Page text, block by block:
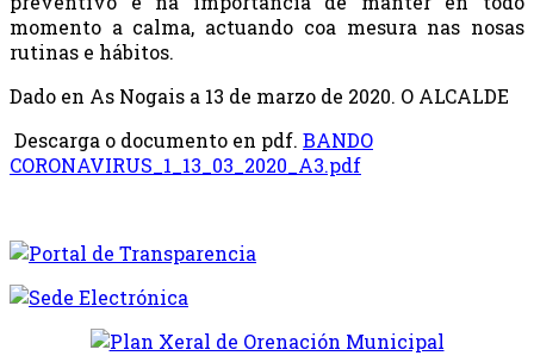
momento a calma, actuando coa mesura nas nosas
rutinas e hábitos.
Dado en As Nogais a 13 de marzo de 2020. O ALCALDE
Descarga o documento en pdf. BANDO
CORONAVIRUS_1_13_03_2020_A3.pdf